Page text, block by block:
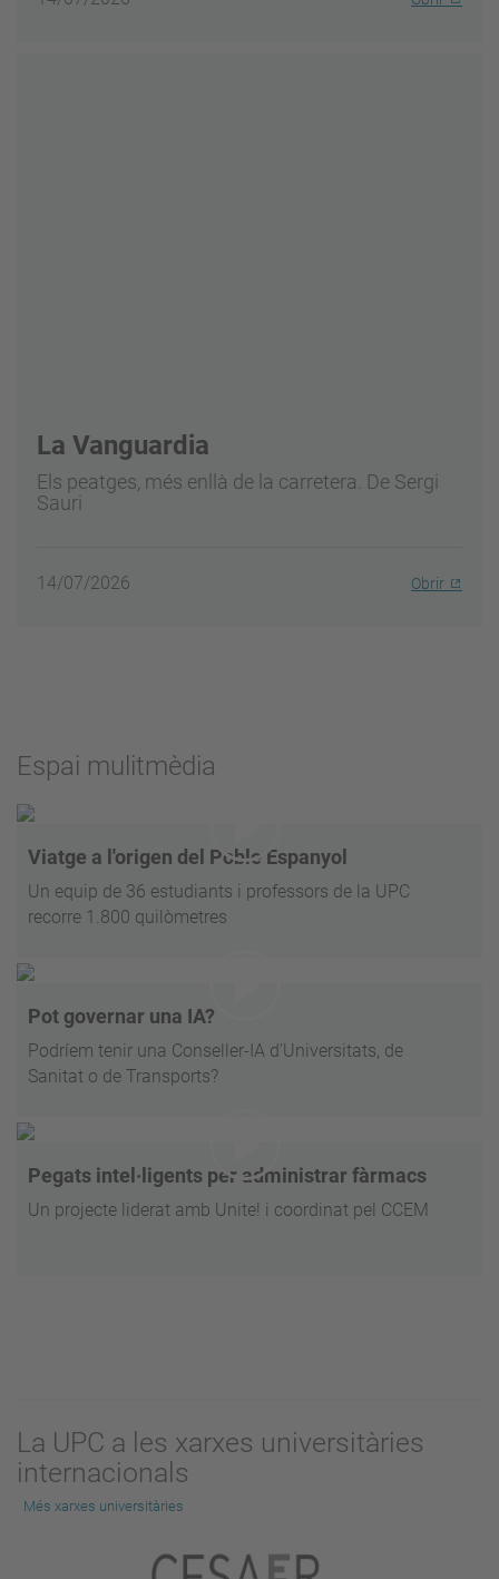
La Vanguardia
Els peatges, més enllà de la carretera. De Sergi
Sauri
14/07/2026 Obrir
Espai mulitmèdia
Viatge a l'origen del Poble Espanyol
Un equip de 36 estudiants i professors de la UPC
recorre 1.800 quilòmetres
Pot governar una IA?
Podríem tenir una Conseller-IA d’Universitats, de
Sanitat o de Transports?
Pegats intel·ligents per administrar fàrmacs
Un projecte liderat amb Unite! i coordinat pel CCEM
La UPC a les xarxes universitàries
internacionals
Més xarxes universitàries